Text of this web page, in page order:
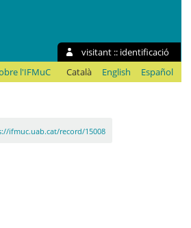
visitant :: identificació
l'IFMuC Català English Español
ifmuc.uab.cat/record/15008